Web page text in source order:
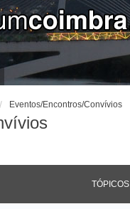
Eventos/Encontros/Convívios
TÓPICOS